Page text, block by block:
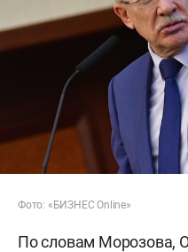
Фото: «БИЗНЕС Online»
По словам Морозова,